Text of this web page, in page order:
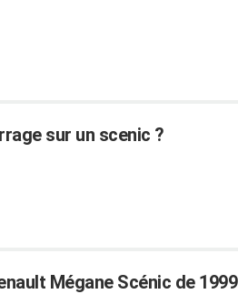
sur un scenic ?
Mégane Scénic de 1999